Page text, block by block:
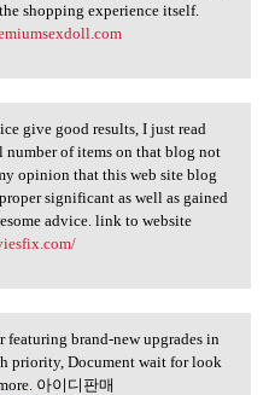
shopping experience itself.
give good
give good results, I just read
number of items on that blog not
opinion that this web site blog
significant as well as gained
advice. link to website
for featuring
featuring brand-new upgrades in
priority, Document wait for look
아이디판매